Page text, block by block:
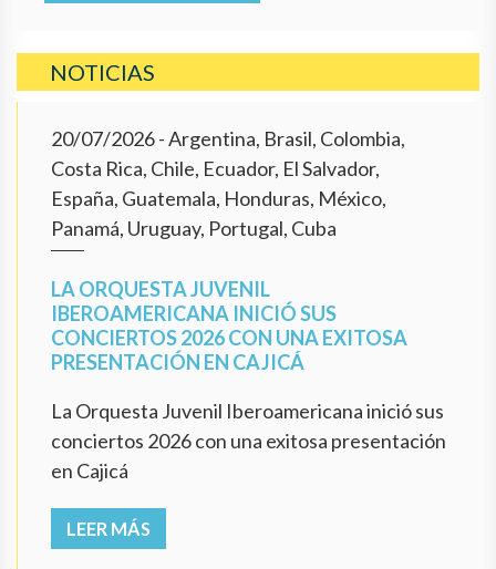
NOTICIAS
20/07/2026- Argentina, Brasil, Colombia,
Costa Rica, Chile, Ecuador, El Salvador,
España, Guatemala, Honduras, México,
Panamá, Uruguay, Portugal, Cuba
LA ORQUESTA JUVENIL
IBEROAMERICANA INICIÓ SUS
CONCIERTOS 2026 CON UNA EXITOSA
PRESENTACIÓN EN CAJICÁ
La Orquesta Juvenil Iberoamericana inició sus
conciertos 2026 con una exitosa presentación
en Cajicá
LEER MÁS